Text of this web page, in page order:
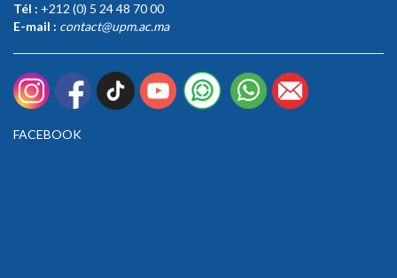
Tél : +212 (0) 5 24 48 70 00
E-mail : contact@upm.ac.ma
FACEBOOK